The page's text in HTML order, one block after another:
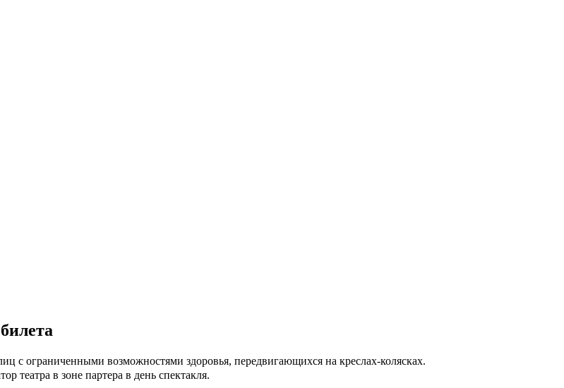
с ограниченными возможностями здоровья, передвигающихся на креслах-колясках.
театра в зоне партера в день спектакля.